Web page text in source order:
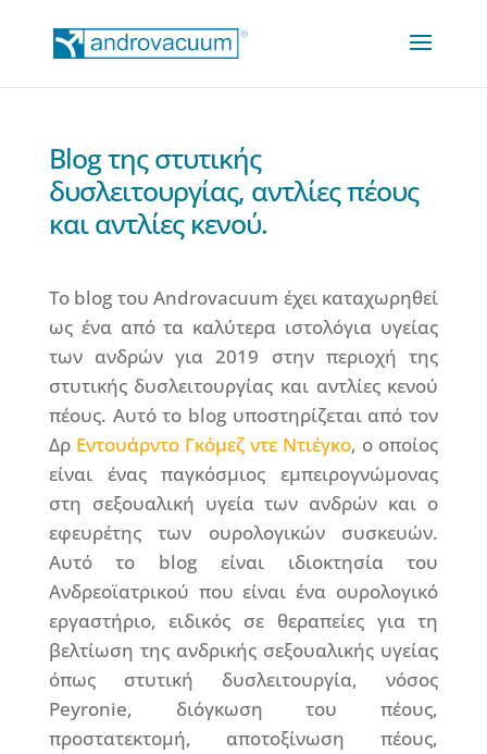
Blog της στυτικής
δυσλειτουργίας, αντλίες πέους
και αντλίες κενού.
Το blog του Androvacuum έχει καταχωρηθεί
ως ένα από τα καλύτερα ιστολόγια υγείας
των ανδρών για 2019 στην περιοχή της
στυτικής δυσλειτουργίας και αντλίες κενού
πέους. Αυτό το blog υποστηρίζεται από τον
Δρ Εντουάρντο Γκόμεζ ντε Ντιέγκο, ο οποίος
είναι ένας παγκόσμιος εμπειρογνώμονας
στη σεξουαλική υγεία των ανδρών και ο
εφευρέτης των ουρολογικών συσκευών.
Αυτό το blog είναι ιδιοκτησία του
Ανδρεοϊατρικού που είναι ένα ουρολογικό
εργαστήριο, ειδικός σε θεραπείες για τη
βελτίωση της ανδρικής σεξουαλικής υγείας
όπως στυτική δυσλειτουργία, νόσος
Peyronie, διόγκωση του πέους,
προστατεκτομή, αποτοξίνωση πέους,